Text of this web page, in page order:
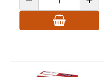
ANZAHL VERRINGERN